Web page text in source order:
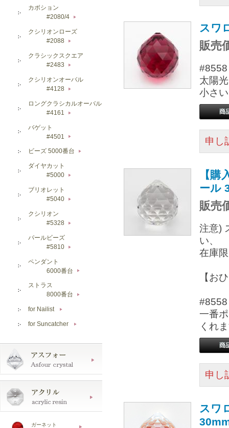
カボション
#2080/4
▶
クシリオンローズ
#2088
▶
クラシックスクエア
#2483
▶
クシリオンオーバル
#4128
▶
ロングクラシカルオーバル
#4161
▶
バゲット
#4501
▶
ビーズ 5000番台 ▶
ダイヤカット
#5000
▶
ブリオレット
#5040
▶
クシリオン
#5328
▶
パールビーズ
#5810
▶
ペンダント
6000番台
▶
ストラス
8000番台
▶
for Nailist ▶
for Suncatcher ▶
ガーネット
スワ
販売
#8558
太陽
小さ
申し
【
ール
販売
注意)
い、
在庫
【お
一番
くれ
申し
スワ